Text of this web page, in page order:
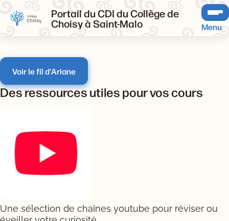
Portail du CDI du Collège de
Choisy à Saint-Malo Menu
Voir le fil d'Ariane
Des ressources utiles pour vos cours
Une sélection de chaînes youtube pour réviser ou